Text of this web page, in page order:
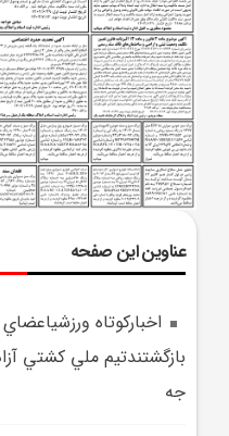
عناوین این صفحه
اخبارکوتاه
بازگشتندتيم ملي کشتي
جه